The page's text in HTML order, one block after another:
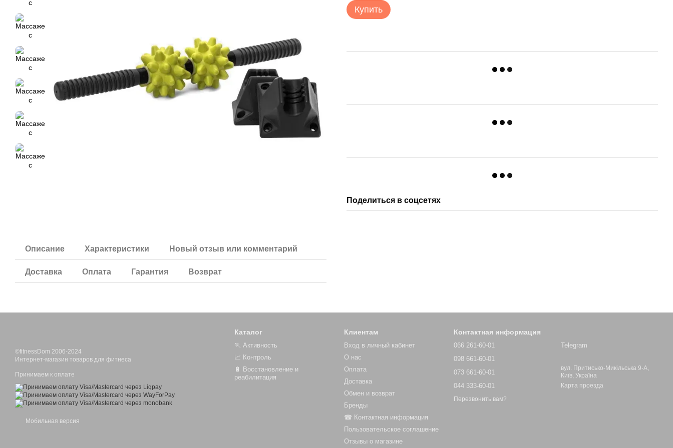
Описание Характеристики Новый отзыв или комментарий
Доставка Оплата Гарантия Возврат
Купить
Поделиться в соцсетях
©fitnessDom 2006-2024
Интернет-магазин товаров для фитнеса
Принимаем к оплате
Мобильная версия
Каталог
🏃 Активность
📈 Контроль
🔋 Восстановление и
реабилитация
Клиентам
Вход в личный кабинет
О нас
Оплата
Доставка
Обмен и возврат
Бренды
☎ Контактная информация
Пользовательское соглашение
Отзывы о магазине
Контактная информация
066 261-60-01
098 661-60-01
073 661-60-01
044 333-60-01
Перезвонить вам?
Telegram
вул. Притисько-Микільська 9-А,
Київ, Україна
Карта проезда